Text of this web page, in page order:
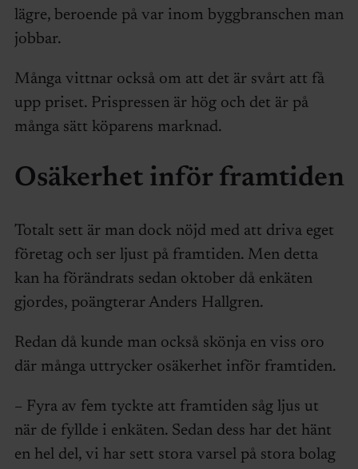
lägre, beroende på var inom byggbranschen man
jobbar.
Många vittnar också om att det är svårt att få
upp priset. Prispressen är hög och det är på
många sätt köparens marknad.
Osäkerhet inför framtiden
Totalt sett är man dock nöjd med att driva eget
företag och ser ljust på framtiden. Men detta
kan ha förändrats sedan oktober då enkäten
gjordes, poängterar Anders Hallgren.
Redan då kunde man också skönja en viss oro
där många uttrycker osäkerhet inför framtiden.
– Fyra av fem tyckte att framtiden såg ljus ut
när de fyllde i enkäten. Sedan dess har det hänt
en hel del, vi har sett stora varsel på stora bolag